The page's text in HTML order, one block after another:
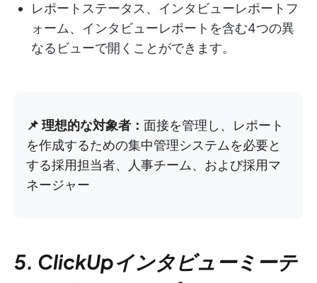
レポートステータス、インタビューレポートフ
ォーム、インタビューレポートを含む4つの異
なるビューで開くことができます。
📌 理想的な対象者： 面接を管理し、レポート
を作成するための集中管理システムを必要と
する採用担当者、人事チーム、および採用マ
ネージャー
5. ClickUpインタビューミーテ